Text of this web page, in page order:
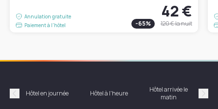
Annulation gratuite
Paiement à l'hôtel
42 €
-65% 120 €la nuit
Précédent
Hôtel en journée Hôtel à l'heure
Hôtel arrivée le
matin